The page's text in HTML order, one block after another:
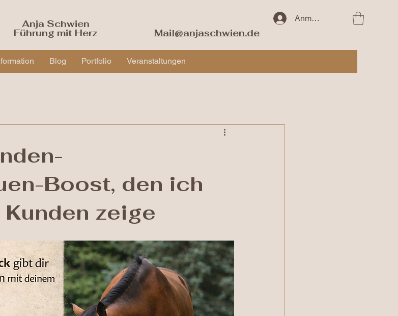
Anja Schwien
Führung mit Herz
Anmelden
Blog Portfolio Veranstaltungen
Mail@anjaschwien.de
Boost, den ich
zeige